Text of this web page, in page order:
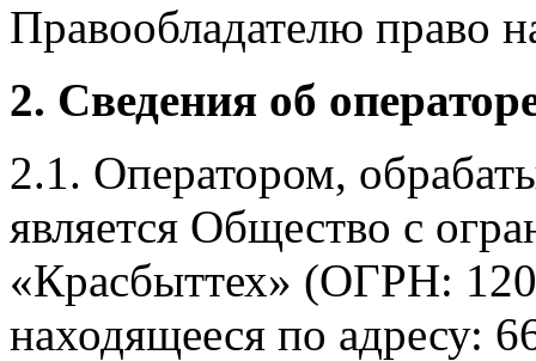
Правообладателю право
2. Сведения об
2.1. Оператором,
является Общество с
«Красбыттех» (ОГРН:
находящееся по адресу: